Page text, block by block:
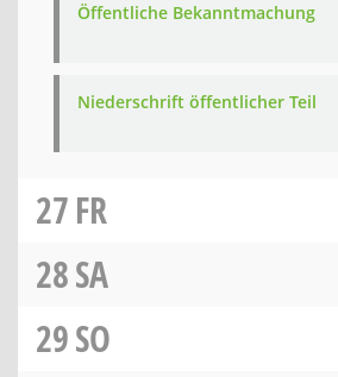
Öffentliche Bekanntmachung
Niederschrift öffentlicher Teil
27FR
28SA
29SO